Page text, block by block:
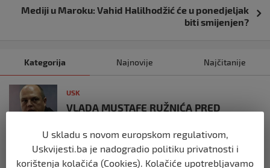
Mediji u Maroku: Vahid Halilhodžić će u ponedjeljak
biti smijenjen?
Kategorija Najnovije Najčitanije
USK
VLADA MUSTAFE RUŽNIĆA PRED
prije 1 dan
USK
U skladu s novom europskom regulativom,
Uskvijesti.ba je nadogradio politiku privatnosti i
korištenja kolačića (Cookies). Kolačiće upotrebljavamo